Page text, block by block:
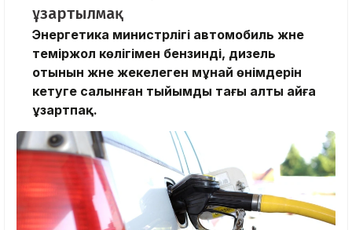
ұзартылмақ
Энергетика министрлігі автомобиль және
теміржол көлігімен бензинді, дизель
отынын және жекелеген мұнай өнімдерін
әкетуге салынған тыйымды тағы алты айға
ұзартпақ.